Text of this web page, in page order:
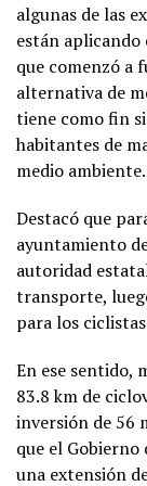
algunas de las
están aplicando
que comenzó a
alternativa de
tiene como fin
habitantes de
medio ambiente.
Destacó que
ayuntamiento
autoridad
transporte,
para los
En ese sentido,
83.8 km de
inversión de 56
que el
una extensión